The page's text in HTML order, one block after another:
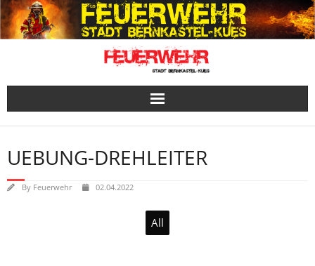
Skip
to
content
UEBUNG-DREHLEITER
By Feuerwehr 02.04.2022
All